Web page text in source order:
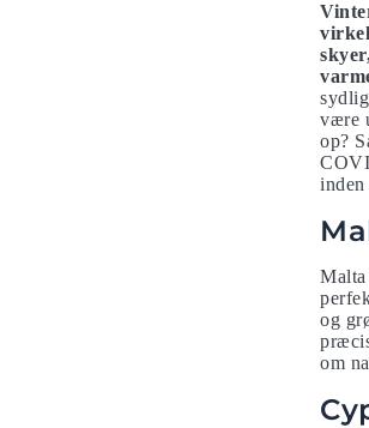
være
op?
og
om